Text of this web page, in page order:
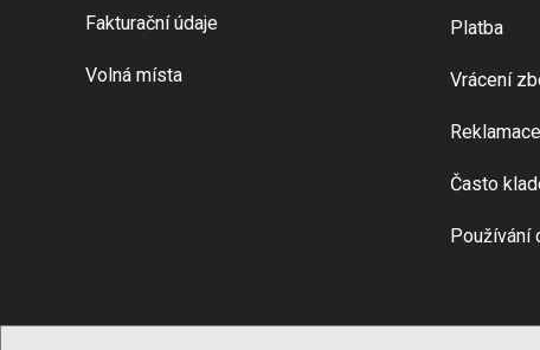
Fakturační údaje
Volná místa
Platba
Vrácení
Reklamace
Často
Používání